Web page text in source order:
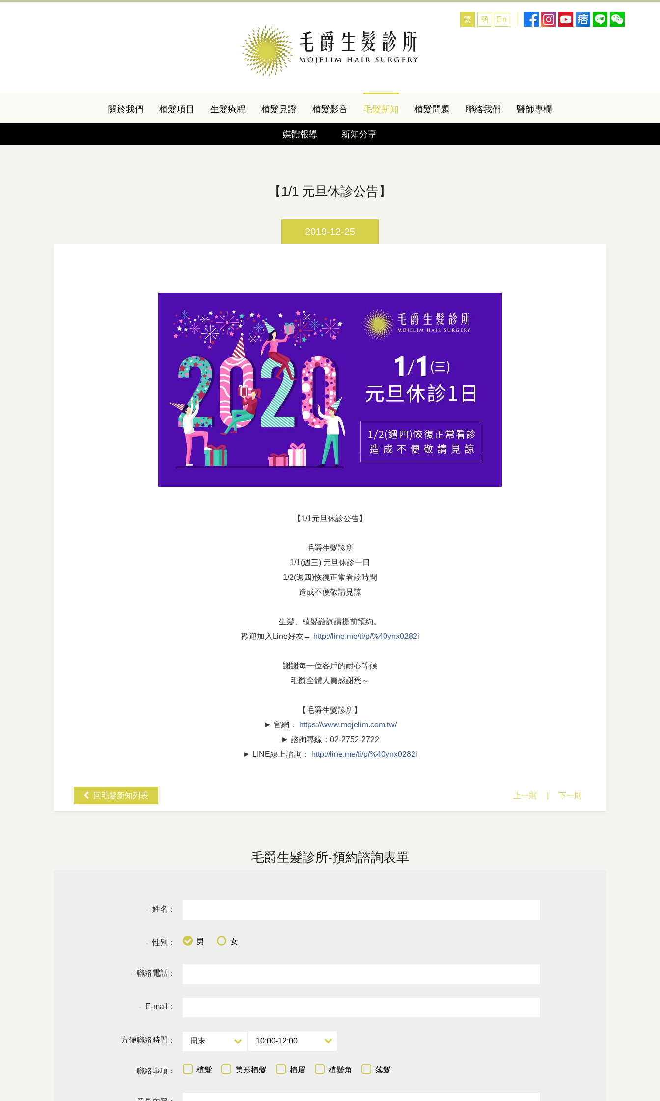
關於我們 植髮項目 生髮療程 植髮見證 植髮影音 毛髮新知
媒體報導 新知分享
植髮問題 聯絡我們 醫師專欄
繁 簡 En
【1/1 元旦休診公告】
2019-12-25
【1/1元旦休診公告】
毛爵生髮診所
1/1(週三) 元旦休診一日
1/2(週四)恢復正常看診時間
造成不便敬請見諒
生髮、植髮諮詢請提前預約。
歡迎加入Line好友→ http://line.me/ti/p/%40ynx0282i
謝謝每一位客戶的耐心等候
毛爵全體人員感謝您～
【毛爵生髮診所】
► 官網：
https://www.mojelim.com.tw/
► 諮詢專線：02-2752-2722
► LINE線上諮詢：
http://line.me/ti/p/%40ynx0282i
回毛髮新知列表 上一則 下一則
毛爵生髮診所-預約諮詢表單
● 姓名：
● 性別： 男 女
● 聯絡電話：
● E-mail：
方便聯絡時間：
聯絡事項： 植髮 美形植髮 植眉 植鬢角 落髮